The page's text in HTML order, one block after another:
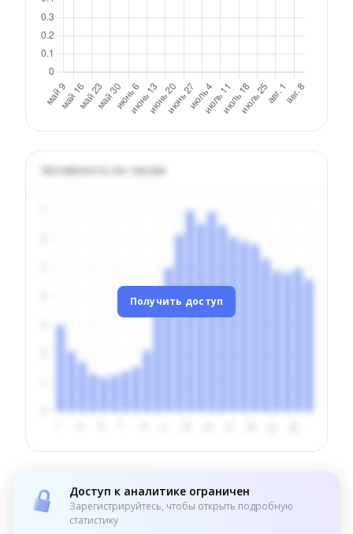
Активность по часам
Получить доступ
Доступ к аналитике ограничен
Зарегистрируйтесь, чтобы открыть подробную
статистику